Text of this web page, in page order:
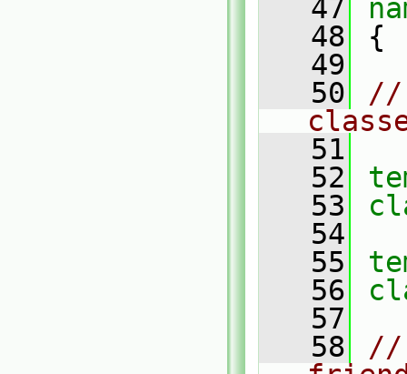
   47
   48
{
   49
   50
//
   51
   52
   53
   54
   55
   56
   57
   58
//